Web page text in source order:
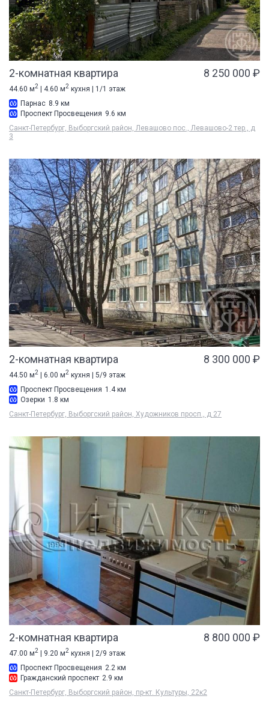
2-комнатная квартира 8 250 000 ₽
44.60 м2 | 4.60 м2 кухня | 1/1 этаж
Парнас 8.9 км
Проспект Просвещения 9.6 км
Санкт-Петербург, Выборгский район, Левашово пос., Левашово-2 тер., д
3
2-комнатная квартира 8 300 000 ₽
44.50 м2 | 6.00 м2 кухня | 5/9 этаж
Проспект Просвещения 1.4 км
Озерки 1.8 км
Санкт-Петербург, Выборгский район, Художников просп., д 27
2-комнатная квартира 8 800 000 ₽
47.00 м2 | 9.20 м2 кухня | 2/9 этаж
Проспект Просвещения 2.2 км
Гражданский проспект 2.9 км
Санкт-Петербург, Выборгский район, пр-кт. Культуры, 22к2